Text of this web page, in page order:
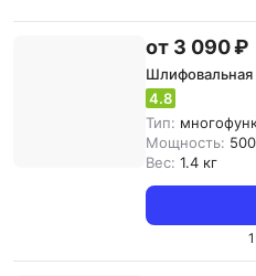
от 3 090 ₽
Шлифовальная
4.8
Тип:
Мощность:
Вес: 1.4 кг